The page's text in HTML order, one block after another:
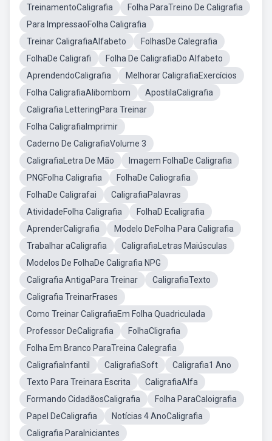
TreinamentoCaligrafia
Folha ParaTreino De Caligrafia
Para ImpressaoFolha Caligrafia
Treinar CaligrafiaAlfabeto
FolhasDe Calegrafia
FolhaDe Caligrafi
Folha De CaligrafiaDo Alfabeto
AprendendoCaligrafia
Melhorar CaligrafiaExercícios
Folha CaligrafiaAlibombom
ApostilaCaligrafia
Caligrafia LetteringPara Treinar
Folha CaligrafiaImprimir
Caderno De CaligrafiaVolume 3
CaligrafiaLetra De Mão
Imagem FolhaDe Caligrafia
PNGFolha Caligrafia
FolhaDe Caliografia
FolhaDe Caligrafai
CaligrafiaPalavras
AtividadeFolha Caligrafia
FolhaD Ecaligrafia
AprenderCaligrafia
Modelo DeFolha Para Caligrafia
Trabalhar aCaligrafia
CaligrafiaLetras Maiúsculas
Modelos De FolhaDe Caligrafia NPG
Caligrafia AntigaPara Treinar
CaligrafiaTexto
Caligrafia TreinarFrases
Como Treinar CaligrafiaEm Folha Quadriculada
Professor DeCaligrafia
FolhaCligrafia
Folha Em Branco ParaTreina Calegrafia
CaligrafiaInfantil
CaligrafiaSoft
Caligrafia1 Ano
Texto Para Treinara Escrita
CaligrafiaAlfa
Formando CidadãosCaligrafia
Folha ParaCaloigrafia
Papel DeCaligrafia
Notícias 4 AnoCaligrafia
Caligrafia ParaIniciantes